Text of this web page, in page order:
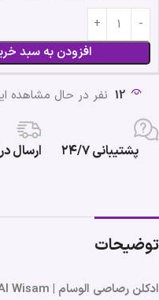
افزودن به سبد
12 نفر در حال مشاهده
پشتیبانی ۲۴/۷ ارسال
توضیحات
ادکلن رصاصی الوسام | Rasasi Al Wisam